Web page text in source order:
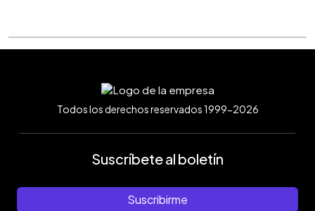
Todos los derechos reservados 1999-2026
Suscríbete al boletín
Suscribirme